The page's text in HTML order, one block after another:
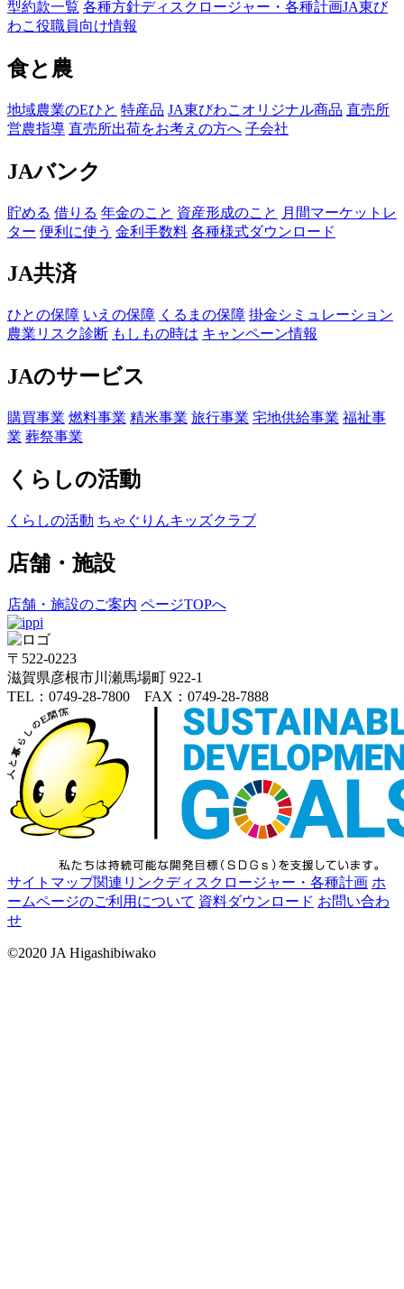
型約款一覧 各種方針ディスクロージャー・各種計画JA東び
わこ役職員向け情報
食と農
地域農業のEひと 特産品 JA東びわこオリジナル商品 直売所
営農指導 直売所出荷をお考えの方へ 子会社
JAバンク
貯める 借りる 年金のこと 資産形成のこと 月間マーケットレ
ター 便利に使う 金利手数料 各種様式ダウンロード
JA共済
ひとの保障 いえの保障 くるまの保障 掛金シミュレーション
農業リスク診断 もしもの時は キャンペーン情報
JAのサービス
購買事業 燃料事業 精米事業 旅行事業 宅地供給事業 福祉事
業 葬祭事業
くらしの活動
くらしの活動 ちゃぐりんキッズクラブ
店舗・施設
店舗・施設のご案内 ページTOPへ
〒522-0223
滋賀県彦根市川瀬馬場町 922-1
TEL：0749-28-7800 FAX：0749-28-7888
サイトマップ関連リンクディスクロージャー・各種計画 ホ
ームページのご利用について 資料ダウンロード お問い合わ
せ
©2020 JA Higashibiwako